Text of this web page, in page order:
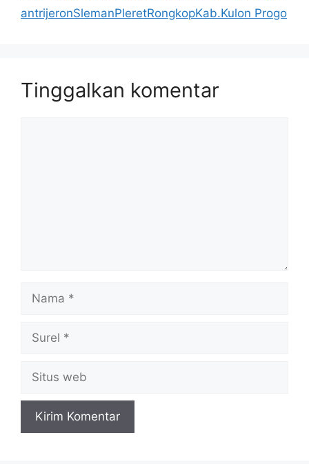
antrijeronSlemanPleretRongkopKab.Kulon Progo
Tinggalkan komentar
Nama
Surel
Situs
web